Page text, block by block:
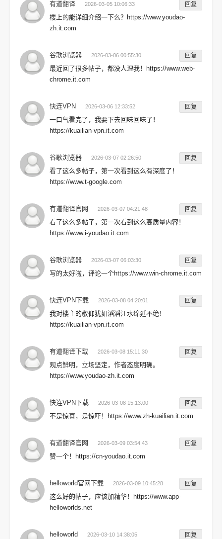
有道翻译 2026-03-05 10:06:33 回复
楼上的能详细介绍一下么？https://www.youdao-
zh.it.com
谷歌浏览器 2026-03-06 00:55:30 回复
最近回了很多帖子，都没人理我！https://www.web-
chrome.it.com
快连VPN 2026-03-06 12:33:52 回复
一口气看完了，我要下去回味回味了！
https://kuailian-vpn.it.com
谷歌浏览器 2026-03-07 02:26:50 回复
看了这么多帖子，第一次看到这么有深度了！
https://www.t-google.com
有道翻译官网 2026-03-07 04:21:48 回复
看了这么多帖子，第一次看到这么高质量内容！
https://www.i-youdao.it.com
谷歌浏览器 2026-03-07 06:03:30 回复
写的太好啦，评论一个https://www.win-chrome.it.com
快连VPN下载 2026-03-08 04:20:01 回复
我对楼主的敬仰犹如滔滔江水绵延不绝！
https://kuailian-vpn.it.com
有道翻译下载 2026-03-08 15:11:30 回复
观点鲜明，立场坚定，作者态度明确。
https://www.youdao-zh.it.com
快连VPN下载 2026-03-08 15:13:00 回复
不是惊喜，是惊吓！https://www.zh-kuailian.it.com
有道翻译官网 2026-03-09 03:54:43 回复
赞一个！https://cn-youdao.it.com
helloworld官网下载 2026-03-09 10:45:28 回复
这么好的帖子，应该加精华！https://www.app-
helloworlds.net
helloworld 2026-03-10 14:38:05 回复